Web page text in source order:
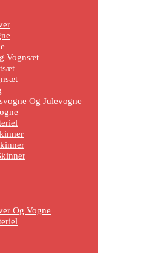
Vognsæt
Og Julevogne
Og Vogne